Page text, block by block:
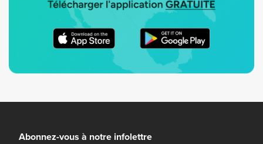
Abonnez-vous à notre infolettre